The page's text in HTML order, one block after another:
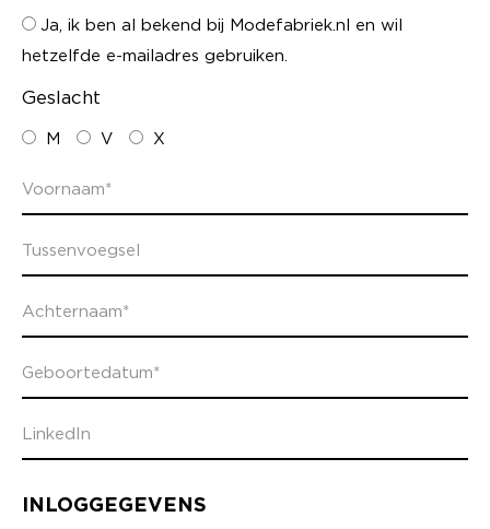
Ja, ik ben al bekend bij Modefabriek.nl en wil
hetzelfde e-mailadres gebruiken.
Geslacht
M V X
INLOGGEGEVENS